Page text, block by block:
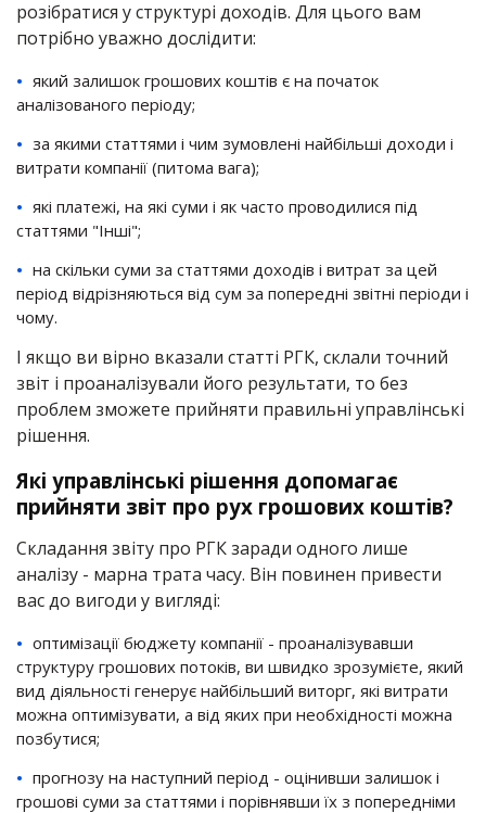
розібратися у структурі доходів. Для цього вам
потрібно уважно дослідити:
який залишок грошових коштів є на початок
аналізованого періоду;
за якими статтями і чим зумовлені найбільші доходи і
витрати компанії (питома вага);
які платежі, на які суми і як часто проводилися під
статтями "Інші";
на скільки суми за статтями доходів і витрат за цей
період відрізняються від сум за попередні звітні періоди і
чому.
І якщо ви вірно вказали статті РГК, склали точний
звіт і проаналізували його результати, то без
проблем зможете прийняти правильні управлінські
рішення.
Які управлінські рішення допомагає
прийняти звіт про рух грошових коштів?
Складання звіту про РГК заради одного лише
аналізу - марна трата часу. Він повинен привести
вас до вигоди у вигляді:
оптимізації бюджету компанії - проаналізувавши
структуру грошових потоків, ви швидко зрозумієте, який
вид діяльності генерує найбільший виторг, які витрати
можна оптимізувати, а від яких при необхідності можна
позбутися;
прогнозу на наступний період - оцінивши залишок і
грошові суми за статтями і порівнявши їх з попередніми